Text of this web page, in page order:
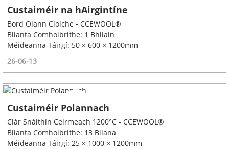
Custaiméir na hAirgintíne
Bord Olann Cloiche - CCEWOOL®
Blianta Comhoibrithe: 1 Bhliain
Méideanna Táirgí: 50 × 600 × 1200mm
26-06-13
Custaiméir Polannach
Clár Snáithín Ceirmeach 1200°C - CCEWOOL®
Blianta Comhoibrithe: 13 Bliana
Méideanna Táirgí: 25 × 1000 × 1200mm